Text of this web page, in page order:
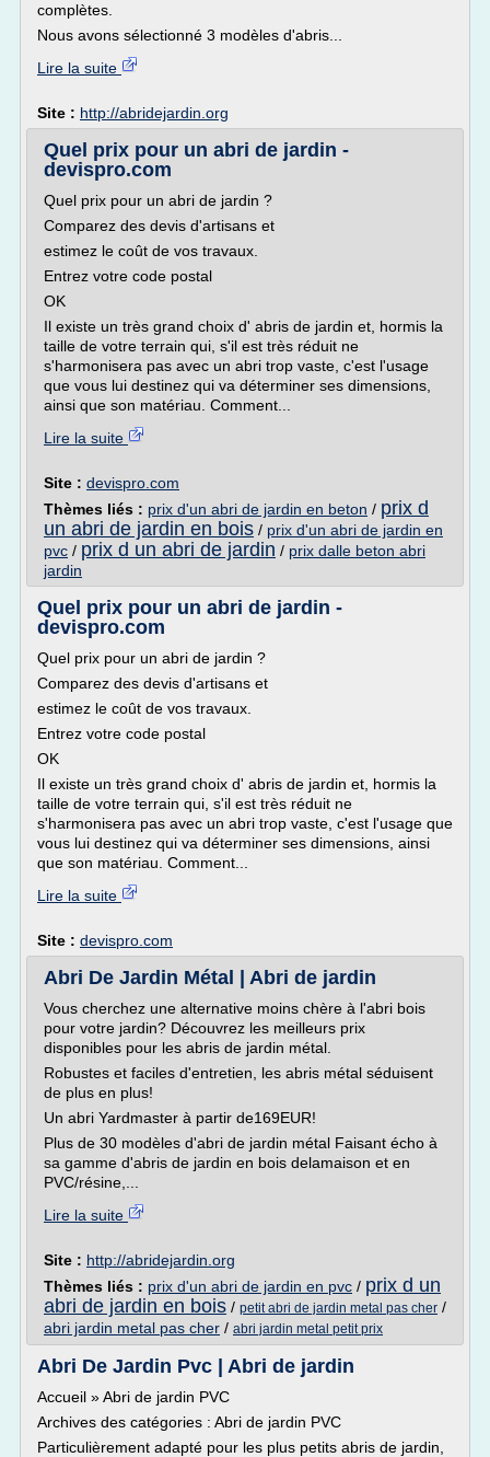
complètes.
Nous avons sélectionné 3 modèles d'abris...
Lire la suite
Site : http://abridejardin.org
Quel prix pour un abri de jardin -
devispro.com
Quel prix pour un abri de jardin ?
Comparez des devis d'artisans et
estimez le coût de vos travaux.
Entrez votre code postal
OK
Il existe un très grand choix d' abris de jardin et, hormis la
taille de votre terrain qui, s'il est très réduit ne
s'harmonisera pas avec un abri trop vaste, c'est l'usage
que vous lui destinez qui va déterminer ses dimensions,
ainsi que son matériau. Comment...
Lire la suite
Site : devispro.com
Thèmes liés : prix d'un abri de jardin en beton / prix d
un abri de jardin en bois / prix d'un abri de jardin en
pvc / prix d un abri de jardin / prix dalle beton abri
jardin
Quel prix pour un abri de jardin -
devispro.com
Quel prix pour un abri de jardin ?
Comparez des devis d'artisans et
estimez le coût de vos travaux.
Entrez votre code postal
OK
Il existe un très grand choix d' abris de jardin et, hormis la
taille de votre terrain qui, s'il est très réduit ne
s'harmonisera pas avec un abri trop vaste, c'est l'usage que
vous lui destinez qui va déterminer ses dimensions, ainsi
que son matériau. Comment...
Lire la suite
Site : devispro.com
Abri De Jardin Métal | Abri de jardin
Vous cherchez une alternative moins chère à l'abri bois
pour votre jardin? Découvrez les meilleurs prix
disponibles pour les abris de jardin métal.
Robustes et faciles d'entretien, les abris métal séduisent
de plus en plus!
Un abri Yardmaster à partir de169EUR!
Plus de 30 modèles d'abri de jardin métal Faisant écho à
sa gamme d'abris de jardin en bois delamaison et en
PVC/résine,...
Lire la suite
Site : http://abridejardin.org
Thèmes liés : prix d'un abri de jardin en pvc / prix d un
abri de jardin en bois / petit abri de jardin metal pas cher /
abri jardin metal pas cher / abri jardin metal petit prix
Abri De Jardin Pvc | Abri de jardin
Accueil » Abri de jardin PVC
Archives des catégories : Abri de jardin PVC
Particulièrement adapté pour les plus petits abris de jardin,